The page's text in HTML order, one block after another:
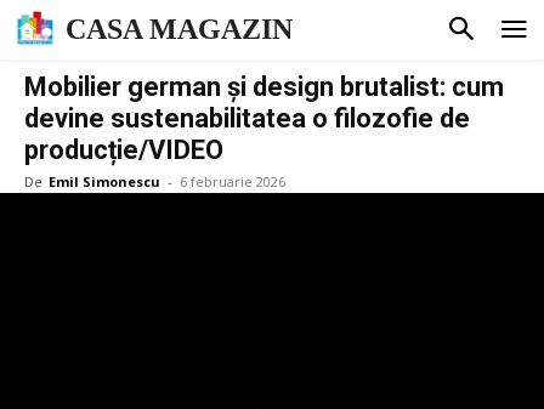
CASA MAGAZIN
Mobilier german și design brutalist: cum
devine sustenabilitatea o filozofie de
producție/VIDEO
De Emil Simonescu - 6 februarie 2026